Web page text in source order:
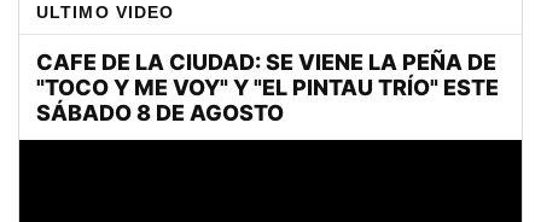
ULTIMO VIDEO